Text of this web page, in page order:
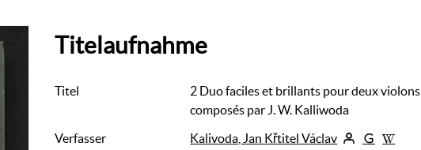
Titelaufnahme
Titel 2 Duo faciles et brillants pour deux violons
composés par J. W. Kalliwoda
Verfasser
Kalivoda, Jan Křtitel Václav